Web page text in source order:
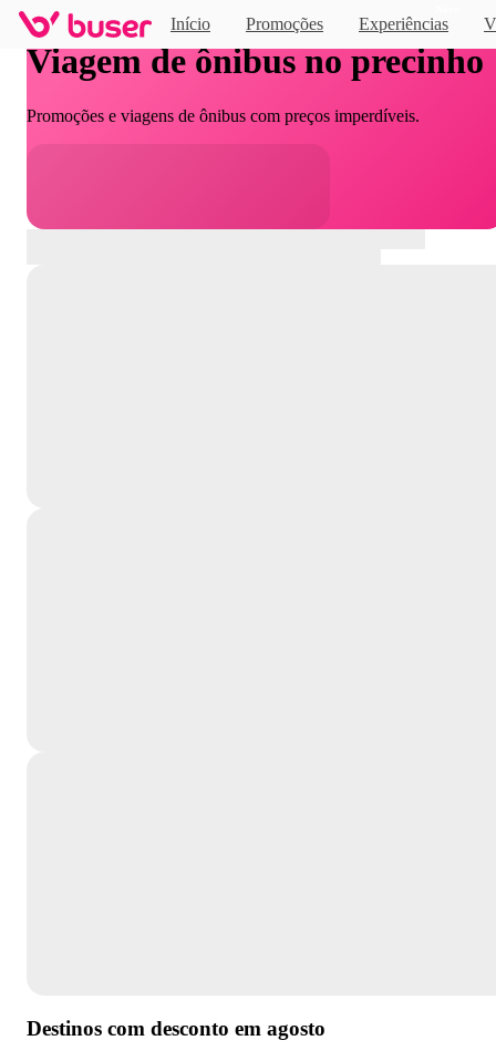
Início Promoções Experiências
Viagem de ônibus no precinho
Promoções e viagens de ônibus com preços imperdíveis.
Destinos com desconto em agosto